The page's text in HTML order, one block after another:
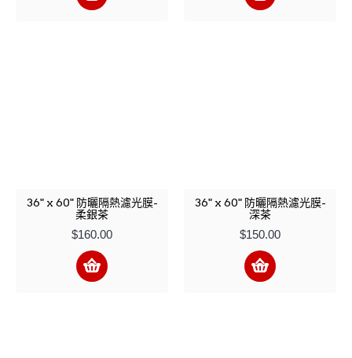
36" x 60" 防曬隔熱濾光膜-
柔銀茶
$160.00
36" x 60" 防曬隔熱濾光膜-
深茶
$150.00